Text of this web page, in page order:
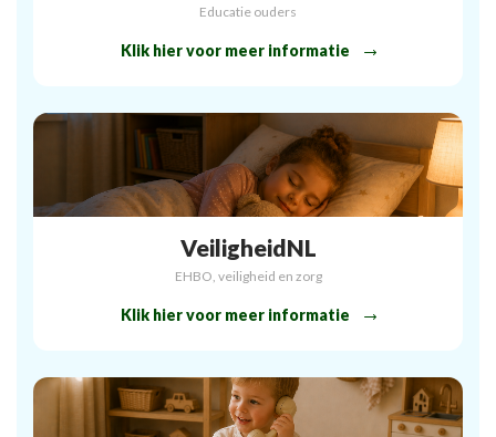
Educatie ouders
Klik hier voor meer informatie
VeiligheidNL
EHBO, veiligheid en zorg
Klik hier voor meer informatie